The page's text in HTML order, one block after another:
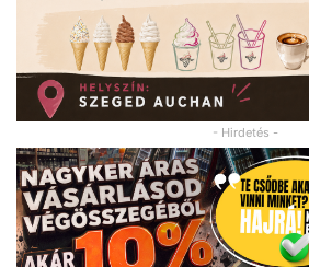
- Hirdetés -